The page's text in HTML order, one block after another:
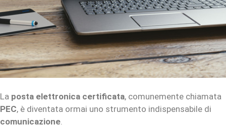
La posta elettronica certificata, comunemente chiamata
PEC, è diventata ormai uno strumento indispensabile di
comunicazione.